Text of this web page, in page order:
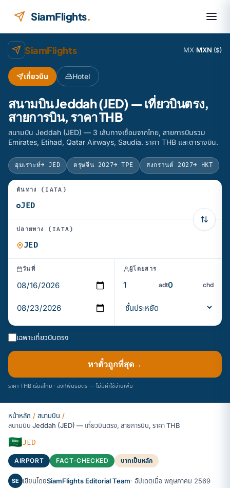
SiamFlights.
SiamFlights MX·MXN ($)
เที่ยวบิน Hotel
สนามบิน Jeddah (JED) — เที่ยวบินตรง,
สายการบิน, ราคา THB
สนามบิน Jeddah (JED) — 3 เส้นทางเชื่อมจากไทย, สายการบินรวม
Emirates, Etihad, Qatar Airways, Saudia. ราคา THB และตารางบิน.
อุมเราะห์→ JED ตรุษจีน 2027→ TPE สงกรานต์ 2027→ HKT
ต้นทาง (IATA)
ปลายทาง (IATA)
วันที่ ผู้โดยสาร
adt chd
เฉพาะเที่ยวบินตรง
หาตั๋วถูกที่สุด→
ราคา THB เรียลไทม์ · ลิงก์พันธมิตร — ไม่มีค่าใช้จ่ายเพิ่ม
หน้าหลัก / สนามบิน /
สนามบิน Jeddah (JED) — เที่ยวบินตรง, สายการบิน, ราคา THB
🇸🇦JED
AIRPORT FACT-CHECKED บาทเป็นหลัก
SE เขียนโดยSiamFlights Editorial Team· อัปเดตเมื่อ พฤษภาคม 2569